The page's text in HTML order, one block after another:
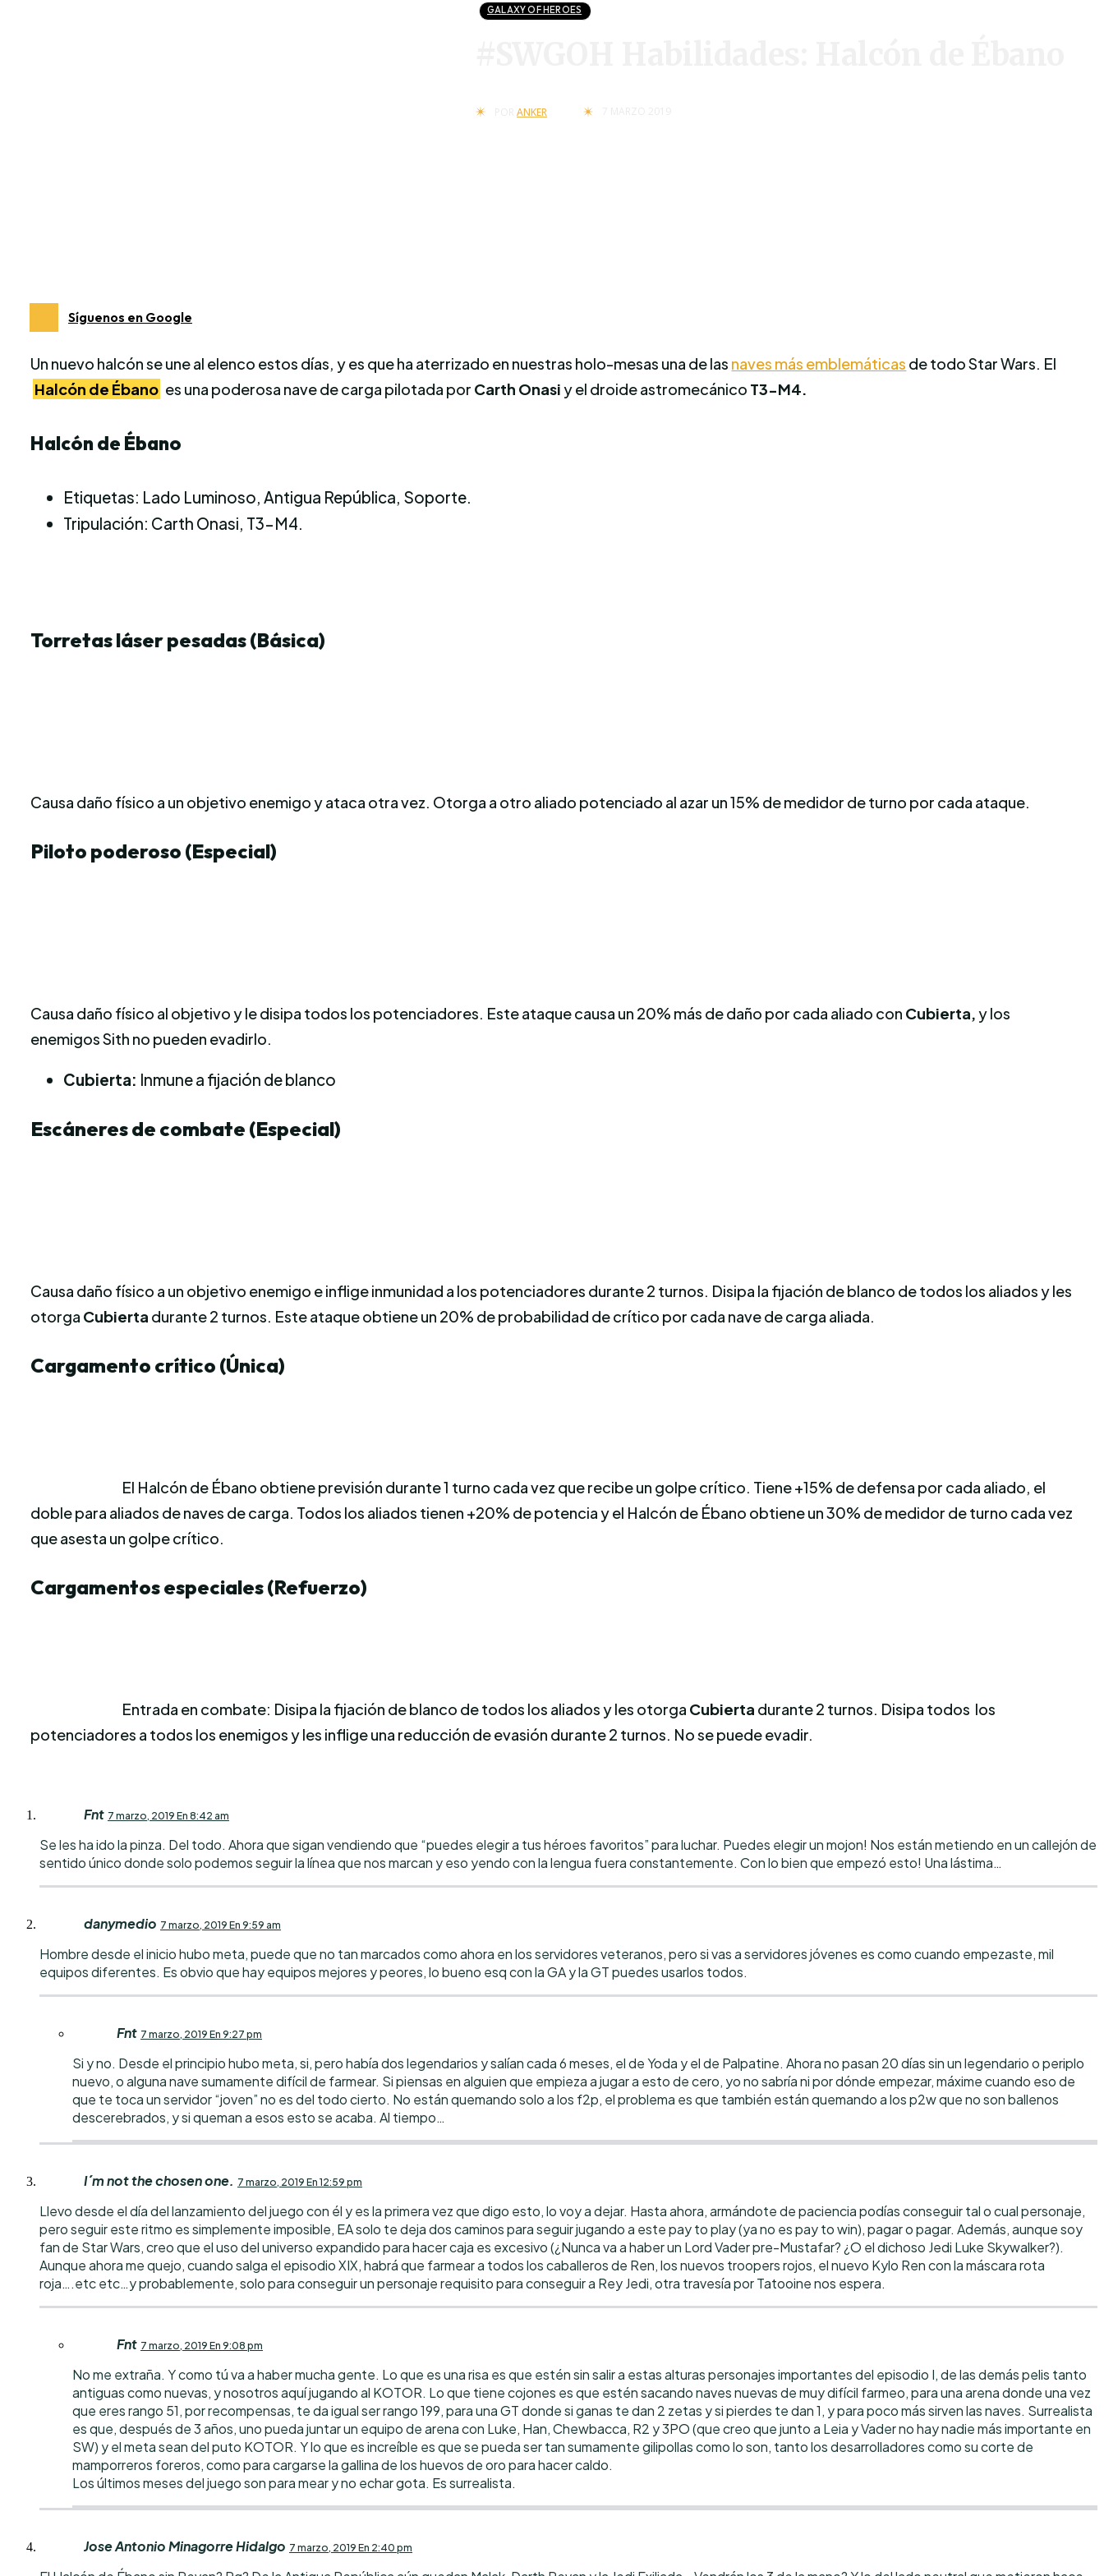
GALAXY OF HEROES
ANKER
Síguenos en Google
Un nuevo halcón se une al elenco estos días, y es que ha aterrizado en nuestras holo-mesas una de las naves más emblemáticas de todo Star Wars. El
Halcón de Ébano es una poderosa nave de carga pilotada por Carth Onasiy el droide astromecánico T3-M4.
Halcón de Ébano
Etiquetas: Lado Luminoso, Antigua República, Soporte.
Tripulación: Carth Onasi, T3-M4.
Torretas láser pesadas (Básica)
Causa daño físico a un objetivo enemigo y ataca otra vez. Otorga a otro aliado potenciado al azar un 15% de medidor de turno por cada ataque.
Piloto poderoso (Especial)
Causa daño físico al objetivo y le disipa todos los potenciadores. Este ataque causa un 20% más de daño por cada aliado con Cubierta,y los
enemigos Sith no pueden evadirlo.
Cubierta: Inmune a fijación de blanco
Escáneres de combate (Especial)
Causa daño físico a un objetivo enemigo e inflige inmunidad a los potenciadores durante 2 turnos. Disipa la fijación de blanco de todos los aliados y les
otorga Cubierta durante 2 turnos. Este ataque obtiene un 20% de probabilidad de crítico por cada nave de carga aliada.
Cargamento crítico (Única)
El Halcón de Ébano obtiene previsión durante 1 turno cada vez que recibe un golpe crítico. Tiene +15% de defensa por cada aliado, el
doble para aliados de naves de carga. Todos los aliados tienen +20% de potencia y el Halcón de Ébano obtiene un 30% de medidor de turno cada vez
que asesta un golpe crítico.
Cargamentos especiales (Refuerzo)
Entrada en combate: Disipa la fijación de blanco de todos los aliados y les otorga Cubierta durante 2 turnos. Disipa todos los
potenciadores a todos los enemigos y les inflige una reducción de evasión durante 2 turnos. No se puede evadir.
Fnt 7 marzo, 2019 En 8:42 am
Se les ha ido la pinza. Del todo. Ahora que sigan vendiendo que “puedes elegir a tus héroes favoritos” para luchar. Puedes elegir un mojon! Nos están metiendo en un callejón de
sentido único donde solo podemos seguir la línea que nos marcan y eso yendo con la lengua fuera constantemente. Con lo bien que empezó esto! Una lástima…
danymedio 7 marzo, 2019 En 9:59 am
Hombre desde el inicio hubo meta, puede que no tan marcados como ahora en los servidores veteranos, pero si vas a servidores jóvenes es como cuando empezaste, mil
equipos diferentes. Es obvio que hay equipos mejores y peores, lo bueno esq con la GA y la GT puedes usarlos todos.
Fnt 7 marzo, 2019 En 9:27 pm
Si y no. Desde el principio hubo meta, si, pero había dos legendarios y salían cada 6 meses, el de Yoda y el de Palpatine. Ahora no pasan 20 días sin un legendario o periplo
nuevo, o alguna nave sumamente difícil de farmear. Si piensas en alguien que empieza a jugar a esto de cero, yo no sabría ni por dónde empezar, máxime cuando eso de
que te toca un servidor “joven” no es del todo cierto. No están quemando solo a los f2p, el problema es que también están quemando a los p2w que no son ballenos
descerebrados, y si queman a esos esto se acaba. Al tiempo…
I´m not the chosen one. 7 marzo, 2019 En 12:59 pm
Llevo desde el día del lanzamiento del juego con él y es la primera vez que digo esto, lo voy a dejar. Hasta ahora, armándote de paciencia podías conseguir tal o cual personaje,
pero seguir este ritmo es simplemente imposible, EA solo te deja dos caminos para seguir jugando a este pay to play (ya no es pay to win), pagar o pagar. Además, aunque soy
fan de Star Wars, creo que el uso del universo expandido para hacer caja es excesivo (¿Nunca va a haber un Lord Vader pre-Mustafar? ¿O el dichoso Jedi Luke Skywalker?).
Aunque ahora me quejo, cuando salga el episodio XIX, habrá que farmear a todos los caballeros de Ren, los nuevos troopers rojos, el nuevo Kylo Ren con la máscara rota
roja….etc etc…y probablemente, solo para conseguir un personaje requisito para conseguir a Rey Jedi, otra travesía por Tatooine nos espera.
Fnt 7 marzo, 2019 En 9:08 pm
No me extraña. Y como tú va a haber mucha gente. Lo que es una risa es que estén sin salir a estas alturas personajes importantes del episodio I, de las demás pelis tanto
antiguas como nuevas, y nosotros aquí jugando al KOTOR. Lo que tiene cojones es que estén sacando naves nuevas de muy difícil farmeo, para una arena donde una vez
que eres rango 51, por recompensas, te da igual ser rango 199, para una GT donde si ganas te dan 2 zetas y si pierdes te dan 1, y para poco más sirven las naves. Surrealista
es que, después de 3 años, uno pueda juntar un equipo de arena con Luke, Han, Chewbacca, R2 y 3PO (que creo que junto a Leia y Vader no hay nadie más importante en
SW) y el meta sean del puto KOTOR. Y lo que es increíble es que se pueda ser tan sumamente gilipollas como lo son, tanto los desarrolladores como su corte de
mamporreros foreros, como para cargarse la gallina de los huevos de oro para hacer caldo.
Los últimos meses del juego son para mear y no echar gota. Es surrealista.
Jose Antonio Minagorre Hidalgo 7 marzo, 2019 En 2:40 pm